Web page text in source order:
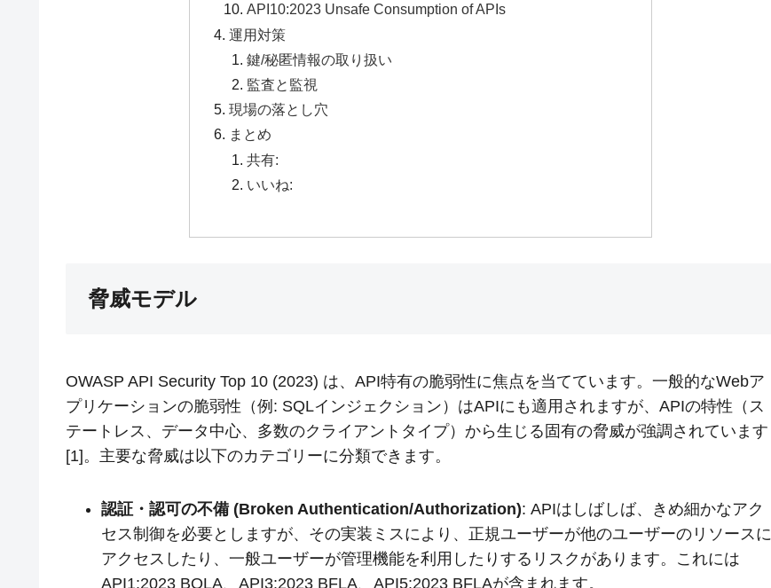
API10:2023 Unsafe Consumption of APIs
運用対策
鍵/秘匿情報の取り扱い
監査と監視
現場の落とし穴
まとめ
共有:
いいね:
脅威モデル
OWASP API Security Top 10 (2023) は、API特有の脆弱性に焦点を当てています。一般的なWebア
プリケーションの脆弱性（例: SQLインジェクション）はAPIにも適用されますが、APIの特性（ス
テートレス、データ中心、多数のクライアントタイプ）から生じる固有の脅威が強調されています
[1]。主要な脅威は以下のカテゴリーに分類できます。
認証・認可の不備 (Broken Authentication/Authorization): APIはしばしば、きめ細かなアク
セス制御を必要としますが、その実装ミスにより、正規ユーザーが他のユーザーのリソースに
アクセスしたり、一般ユーザーが管理機能を利用したりするリスクがあります。これには
API1:2023 BOLA、API3:2023 BFLA、API5:2023 BFLAが含まれます。